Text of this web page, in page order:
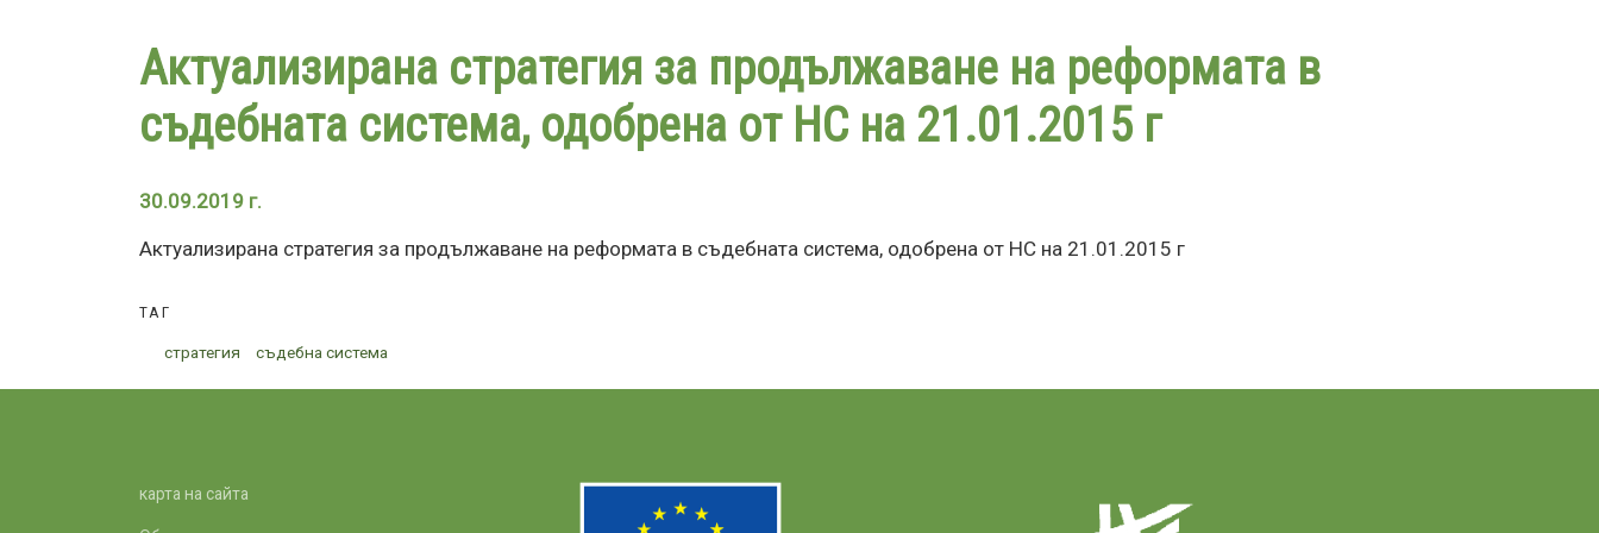
основното
съдържание
Актуализирана стратегия за продължаване на реформата в
съдебната система, одобрена от НС на 21.01.2015 г
30.09.2019 г.
Актуализирана стратегия за продължаване на реформата в съдебната система, одобрена от НС на 21.01.2015 г
ТАГ
стратегия съдебна система
карта на сайта